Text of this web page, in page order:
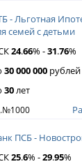
- Льготная
семей с детьми
24.66% -31.76%
30 000 000 рублей
30лет
ПСБ -
25.6% -29.95%